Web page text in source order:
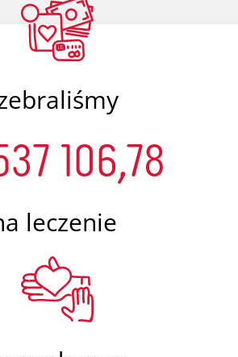
106,78
leczenie